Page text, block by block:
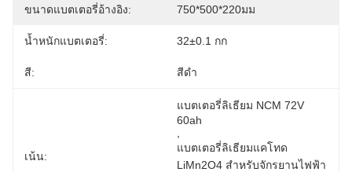
ขนาดแบตเตอรี่อ้างอิง: 750*500*220มม
น้ำหนักแบตเตอรี่: 32±0.1 กก
สี: สีดำ
เน้น:
แบตเตอรี่ลิเธียม NCM 72V
60ah
แบตเตอรี่ลิเธียมแคโทด
LiMn2O4 สำหรับจักรยานไฟฟ้า